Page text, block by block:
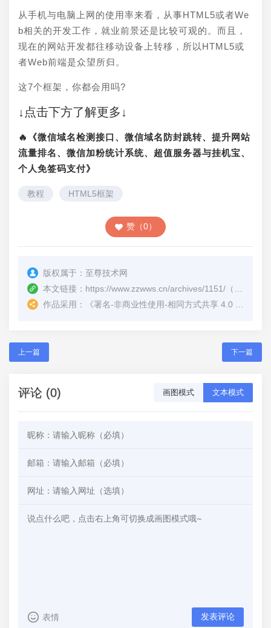
从手机与电脑上网的使用率来看，从事HTML5或者We
b相关的开发工作，就业前景还是比较可观的。而且，
现在的网站开发都往移动设备上转移，所以HTML5或
者Web前端是众望所归。
这7个框架，你都会用吗?
↓点击下方了解更多↓
🔥《微信域名检测接口、微信域名防封跳转、提升网站
流量排名、微信加粉统计系统、超值服务器与挂机宝、
个人免签码支付》
教程 HTML5框架
赞（0）
版权属于： 至尊技术网
本文链接： https://www.zzwws.cn/archives/1151/ （转载时请注明本文出处及文章链接）
作品采用：
《署名-非商业性使用-相同方式共享 4.0 国际 (CC BY-NC-SA 4.0)
上一篇 下一篇
评论 (0) 画图模式 文本模式
表情 发表评论